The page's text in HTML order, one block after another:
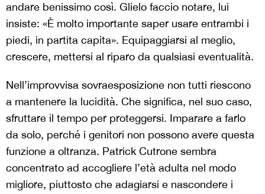
andare benissimo così. Glielo faccio notare, lui
insiste: «È molto importante saper usare entrambi i
piedi, in partita capita». Equipaggiarsi al meglio,
crescere, mettersi al riparo da qualsiasi eventualità.
Nell’improvvisa sovraesposizione non tutti riescono
a mantenere la lucidità. Che significa, nel suo caso,
sfruttare il tempo per proteggersi. Imparare a farlo
da solo, perché i genitori non possono avere questa
funzione a oltranza. Patrick Cutrone sembra
concentrato ad accogliere l’età adulta nel modo
migliore, piuttosto che adagiarsi e nascondere i